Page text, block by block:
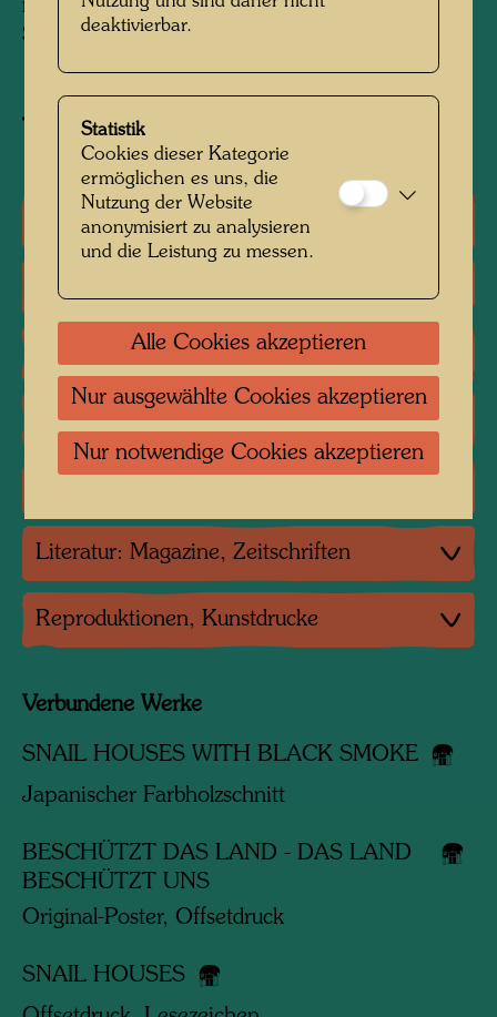
mit PV und Zellulosekleber; Gold- und
Silberblatt von Ralf Wittig, Zwettl.
Objekt zum Werk kaufen
Einzelausstellungen
Gruppenausstellungen
Literatur: Monographien
Literatur: Ausstellungskataloge
Literatur: Magazine, Zeitschriften
Reproduktionen, Kunstdrucke
Verbundene Werke
SNAIL HOUSES WITH BLACK SMOKE
Japanischer Farbholzschnitt
BESCHÜTZT DAS LAND - DAS LAND
BESCHÜTZT UNS
Original-Poster, Offsetdruck
SNAIL HOUSES
deaktivierbar.
Statistik
Cookies dieser Kategorie
ermöglichen es uns, die
Nutzung der Website
anonymisiert zu analysieren
und die Leistung zu messen.
Alle Cookies akzeptieren
Nur ausgewählte Cookies akzeptieren
Nur notwendige Cookies akzeptieren